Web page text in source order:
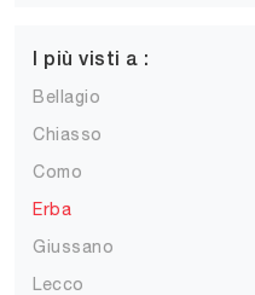
I più visti a :
Bellagio
Chiasso
Como
Erba
Giussano
Lecco